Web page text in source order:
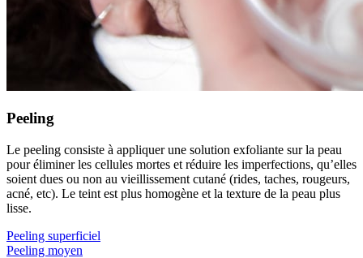
Peeling
Le peeling consiste à appliquer une solution exfoliante sur la peau
pour éliminer les cellules mortes et réduire les imperfections, qu’elles
soient dues ou non au vieillissement cutané (rides, taches, rougeurs,
acné, etc). Le teint est plus homogène et la texture de la peau plus
lisse.
Peeling superficiel
Peeling moyen